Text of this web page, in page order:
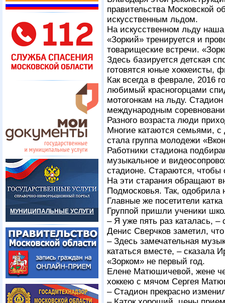
МУНИЦИПАЛЬНЫЕ УСЛУГИ
правительства Московской
искусственным льдом.
На искусственном льду
«Зоркий» тренируется и
товарищеские встречи.
Здесь базируется детская
готовятся юные хоккеисты,
Как всегда в феврале, 2016
любимый красногорцами
мотогонкам на льду.
международным
Разного возраста люди
Многие катаются семьями, с
стала группа молодежи
Работники стадиона
музыкальное и
стадионе. Стараются,
На эти старания обращают
Подмосковья. Так,
Главные же посетители
Группой пришли ученики
– Я уже пять раз каталась,
Денис Сверчков заметил,
– Здесь замечательная
кататься вместе, – сказала
«Зорком» не первый год.
Елене Матюшичевой, жене
хоккею с мячом Сергея
– Стадион прекрасно